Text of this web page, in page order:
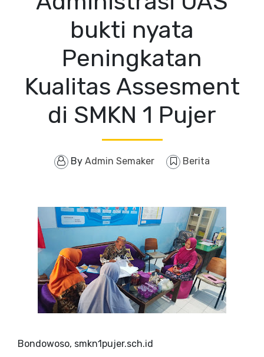
bukti nyata
Peningkatan
Kualitas Assesment
di SMKN 1 Pujer
By Admin Semaker Berita
Bondowoso, smkn1pujer.sch.id